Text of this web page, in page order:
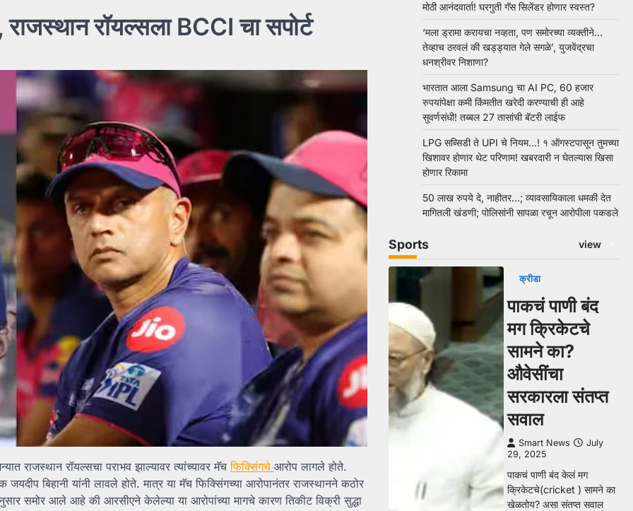
रॉयल्सला BCCI चा सपोर्ट
राजस्थान रॉयल्सचा पराभव झाल्यावर त्यांच्यावर मॅचफिक्सिंगचे आरोप लागले होते.
बिहानी यांनी लावले होते. मात्र या मॅच फिक्सिंगच्या आरोपानंतर राजस्थानने कठोर
समोर आले आहे की आरसीएने केलेल्या या आरोपांच्या मागचे कारण तिकीट विक्री सुद्धा
मोठी आनंदवार्ता! घरगुती गॅस सिलेंडर होणार स्वस्त?
‘मला ड्रामा करायचा नव्हता, पण समोरच्या व्यक्तीने…
तेव्हाच ठरवलं की खड्ड्यात गेले सगळे’, युजवेंद्रचा
धनश्रीवर निशाणा?
भारतात आला Samsung चा AI PC, 60 हजार
रुपयांपेक्षा कमी किंमतीत खरेदी करण्याची ही आहे
सुवर्णसंधी! तब्बल 27 तासांची बॅटरी लाईफ
LPG सब्सिडी ते UPI चे नियम…! १ ऑगस्टपासून तुमच्या
खिशावर होणार थेट परिणाम! खबरदारी न घेतल्यास खिसा
होणार रिकामा
50 लाख रुपये दे, नाहीतर…; व्यावसायिकाला धमकी देत
मागितली खंडणी; पोलिसांनी सापळा रचून आरोपीला पकडले
Sports view
क्रीडा
पाकचं पाणी बंद
मग क्रिकेटचे
सामने का?
औवेसींचा
सरकारला संतप्त
सवाल
Smart News
July
29, 2025
पाकचं पाणी बंद केलं मग
क्रिकेटचे(cricket ) सामने का
खेळतोय? असा संतप्त सवाल